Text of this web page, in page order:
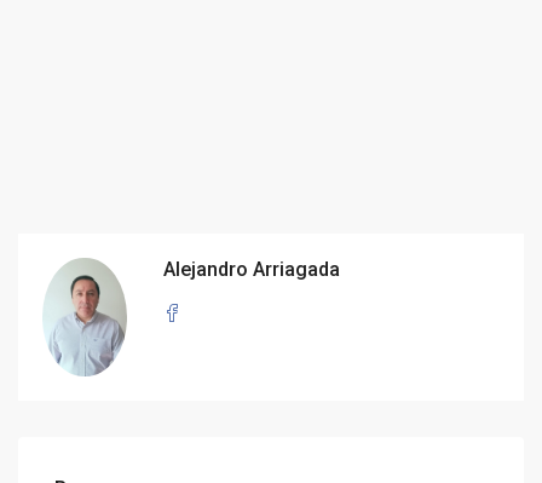
Alejandro Arriagada